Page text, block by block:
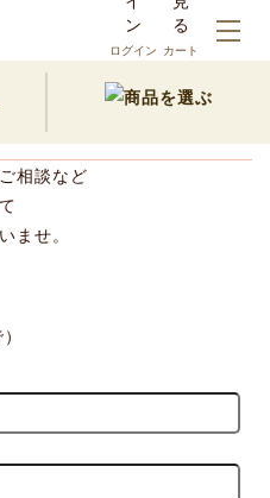
ログイン カート
相談など
ませ。